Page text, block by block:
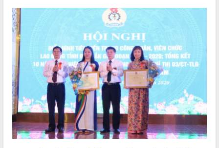
Thứ trưởng Bộ Nông nghiệp và Môi
trường Nguyễn Hoàng Hiệp khảo sát
vùng trồng và doanh nghiệp đóng gói
sầu riêng tại Đắk Lắk
Trình diễn nghệ thuật chế biến các
món ăn từ sầu riêng
Đắk Lắk công bố Quy hoạch và xúc
tiến đầu tư tỉnh
Ngành cá ngừ Đắk Lắk chủ động thích
ứng để giữ vững thị trường xuất khẩu
Diễn đàn Kinh tế tư nhân Việt Nam đột
phá cơ chế - Hợp tác công tư
Đề án 06 tạo bước ngoặt đột phá trong